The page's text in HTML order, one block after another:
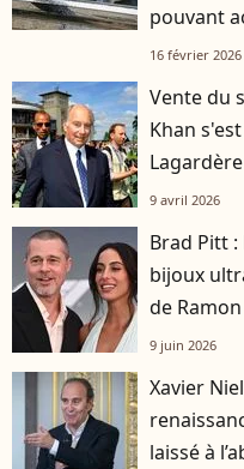
pouvant
16 février 2026
Vente du
Khan
9 avril 2026
Brad Pitt
bijoux
de Ramon
9 juin 2026
Xavier
laissé à